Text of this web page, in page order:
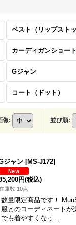
ベスト（リップストッ
カーディガンショー
Gジャン
コート（ドット）
像: 並び順:
ジャン [MS-J172]
円(税込)
庫数 10点
数量限定商品です！
服とのコーディネートが
でも着やすくなっ…